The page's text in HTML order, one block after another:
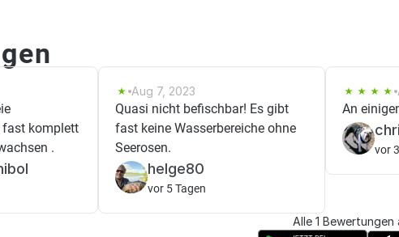
fast komplett
.
Aug 7, 2023
Quasi nicht befischbar! Es gibt
fast keine Wasserbereiche ohne
Seerosen.
helge80
vor 5 Tagen
An
vor
Alle 1 Bewertungen